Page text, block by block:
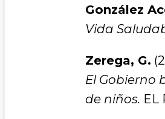
González
Vida
Zerega, G.
El Gobierno
de niños. EL